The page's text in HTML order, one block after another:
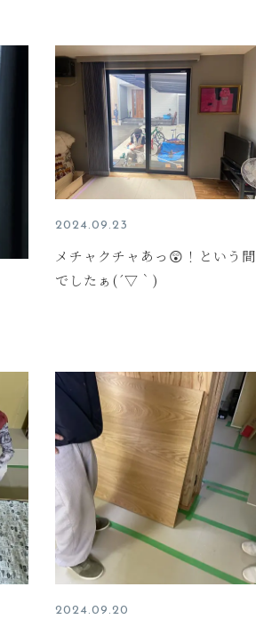
2024.09.23
メチャクチャあっ😲！という間
でしたぁ(´▽｀)
2024.09.20